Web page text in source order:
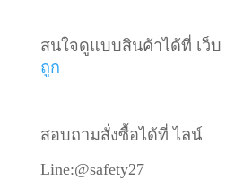
สนใจดูแบบสินค้าได้ที่ เว็บ
ถูก
สอบถามสั่งซื้อได้ที่ ไลน์
Line:@safety27